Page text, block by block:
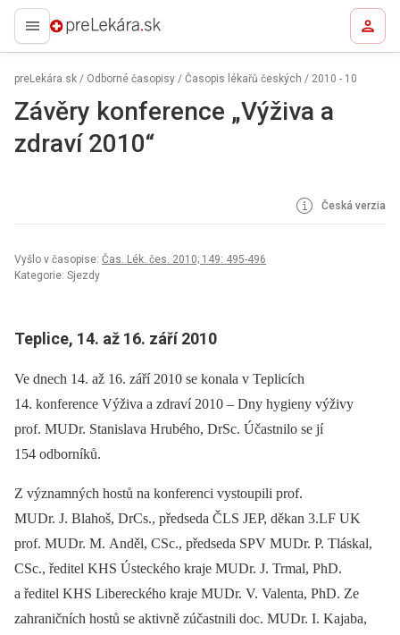
preLekára.sk
preLekára.sk / Odborné časopisy / Časopis lékařů českých / 2010 - 10
Závěry konference „Výživa a
zdraví 2010“
Česká verzia
Vyšlo v časopise: Čas. Lék. čes. 2010; 149: 495-496
Kategorie: Sjezdy
Teplice, 14. až 16. září 2010
Ve dnech 14. až 16. září 2010 se konala v Teplicích
14. konference Výživa a zdraví 2010 –⁠ Dny hygieny výživy
prof. MUDr. Stanislava Hrubého, DrSc. Účastnilo se jí
154 odborníků.
Z významných hostů na konferenci vystoupili prof.
MUDr. J. Blahoš, DrCs., předseda ČLS JEP, děkan 3.LF UK
prof. MUDr. M. Anděl, CSc., předseda SPV MUDr. P. Tláskal,
CSc., ředitel KHS Ústeckého kraje MUDr. J. Trmal, PhD.
a ředitel KHS Libereckého kraje MUDr. V. Valenta, PhD. Ze
zahraničních hostů se aktivně zúčastnili doc. MUDr. I. Kajaba,